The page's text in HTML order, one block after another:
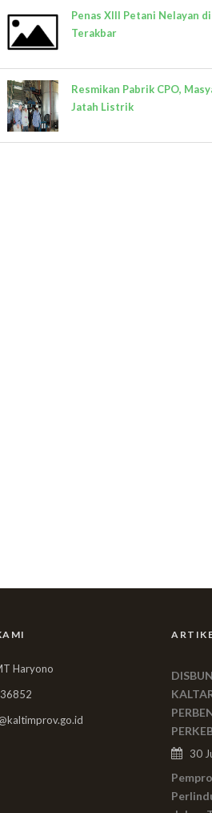
Penas XIII Petani Nelayan
Terakbar
Resmikan Pabrik CPO,
Jatah Listrik
Haryono
30